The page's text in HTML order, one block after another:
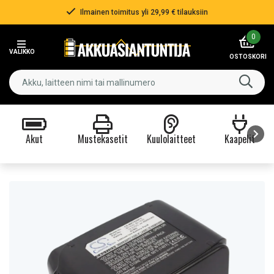
Ilmainen toimitus yli 29,99 € tilauksiin
VALIKKO
0
OSTOSKORI
Akut Mustekasetit Kuulolaitteet Kaapelit